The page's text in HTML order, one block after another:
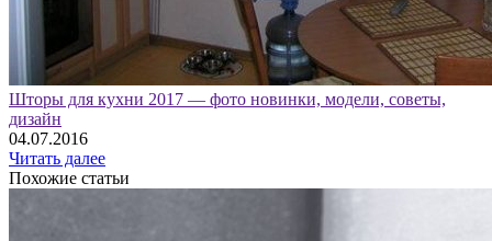
Шторы для кухни 2017 — фото новинки, модели, советы,
дизайн
04.07.2016
Читать далее
Похожие статьи